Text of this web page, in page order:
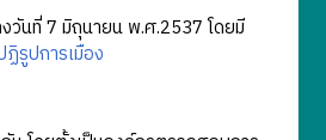
วันที่ 7 มิถุนายน พ.ศ.2537 โดยมี
ฏิรูปการเมือง